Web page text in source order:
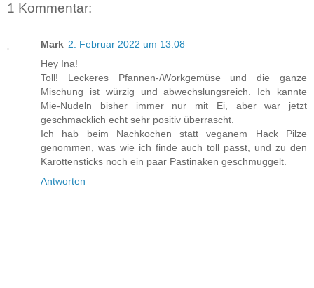
1 Kommentar:
Mark 2. Februar 2022 um 13:08
Hey Ina!
Toll! Leckeres Pfannen-/Workgemüse und die ganze
Mischung ist würzig und abwechslungsreich. Ich kannte
Mie-Nudeln bisher immer nur mit Ei, aber war jetzt
geschmacklich echt sehr positiv überrascht.
Ich hab beim Nachkochen statt veganem Hack Pilze
genommen, was wie ich finde auch toll passt, und zu den
Karottensticks noch ein paar Pastinaken geschmuggelt.
Antworten